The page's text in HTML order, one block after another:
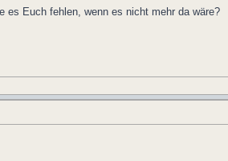
es Euch fehlen, wenn es nicht mehr da wäre?